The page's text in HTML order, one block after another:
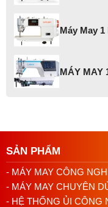
Máy May
MÁY MAY
SẢN PHẨM
- MÁY MAY CÔNG
- MÁY MAY CHUYÊN
- HỆ THỐNG ỦI CÔNG